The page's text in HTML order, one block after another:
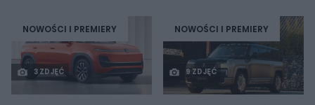
NOWOŚCI I PREMIERY
3 ZDJĘĆ
NOWOŚCI I PREMIERY
9 ZDJĘĆ